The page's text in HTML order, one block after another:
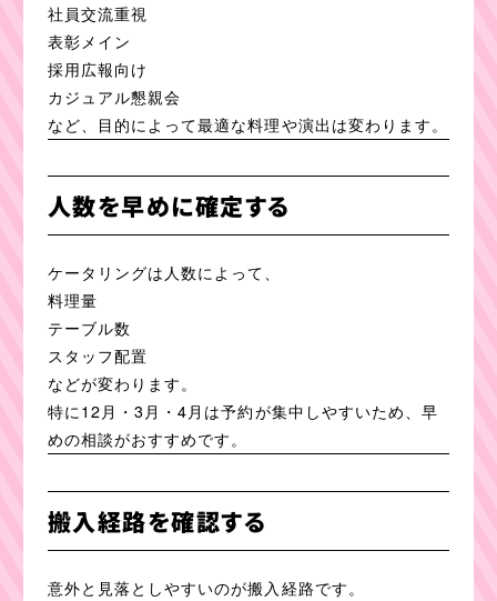
社員交流重視
表彰メイン
採用広報向け
カジュアル懇親会
など、目的によって最適な料理や演出は変わります。
人数を早めに確定する
ケータリングは人数によって、
料理量
テーブル数
スタッフ配置
などが変わります。
特に12月・3月・4月は予約が集中しやすいため、早
めの相談がおすすめです。
搬入経路を確認する
意外と見落としやすいのが搬入経路です。